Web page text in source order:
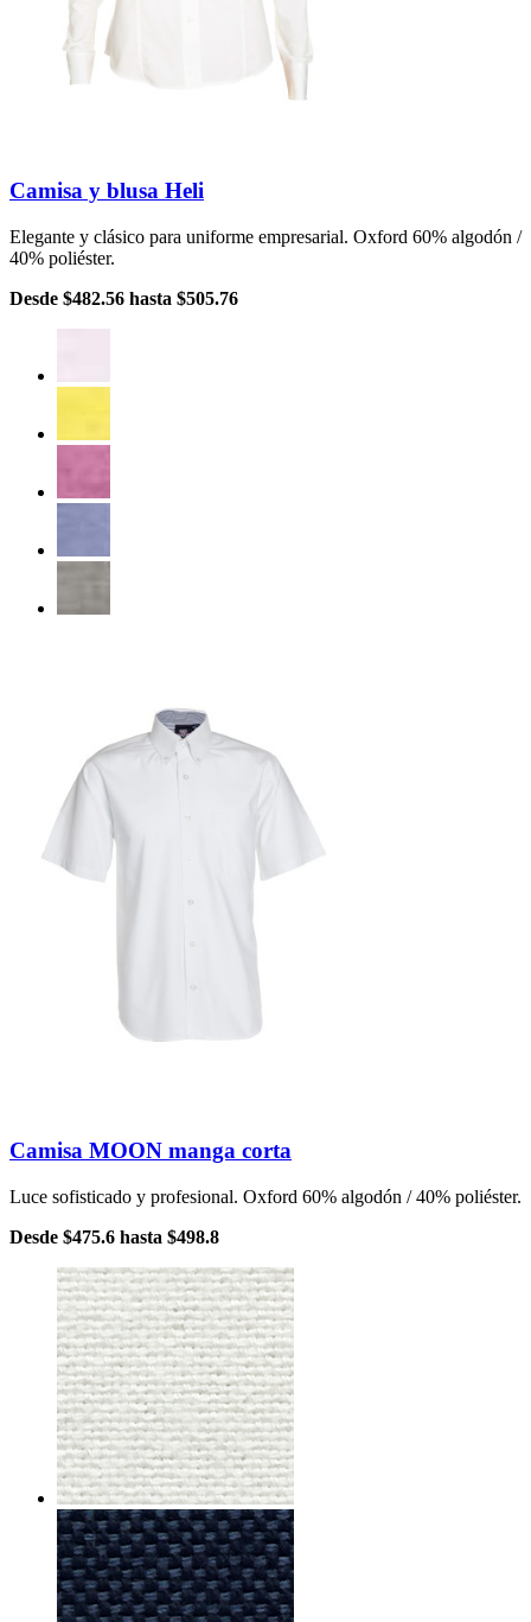
Camisa y blusa Heli
Elegante y clásico para uniforme empresarial. Oxford 60% algodón /
40% poliéster.
Desde $482.56 hasta $505.76
Camisa MOON manga corta
Luce sofisticado y profesional. Oxford 60% algodón / 40% poliéster.
Desde $475.6 hasta $498.8